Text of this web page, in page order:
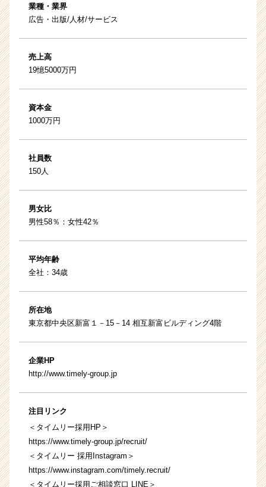
業種・業界
広告・出版/人材/サービス
売上高
19憶5000万円
資本金
1000万円
社員数
150人
男女比
男性58％：女性42％
平均年齢
全社：34歳
所在地
東京都中央区新富１－15－14 相互新富ビルディング4階
企業HP
http://www.timely-group.jp
注目リンク
＜タイムリー採用HP＞
https://www.timely-group.jp/recruit/
＜タイムリー 採用Instagram＞
https://www.instagram.com/timely.recruit/
＜タイムリー採用ご相談窓口 LINE＞